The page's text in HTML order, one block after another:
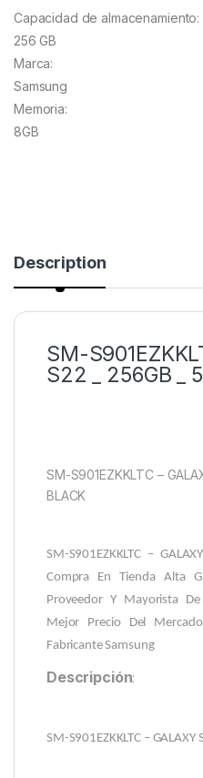
Capacidad de almacenamiento:
256 GB
Marca:
Samsung
Memoria:
8GB
Description
SM-
S22 _ 256GB _
SM-S901EZKKLTC –
BLACK
SM-S901EZKKLTC –
Compra En Tienda Alta
Proveedor Y Mayorista
Mejor Precio Del
Fabricante Samsung
Descripción:
SM-S901EZKKLTC – GALAXY